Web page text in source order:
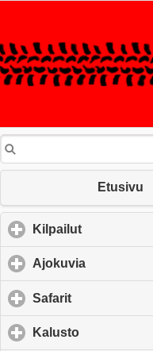
Etusivu
Kilpailut
Ajokuvia
Safarit
Kalusto